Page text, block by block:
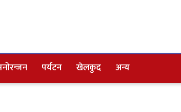
पर्यटन खेलकुद अन्य